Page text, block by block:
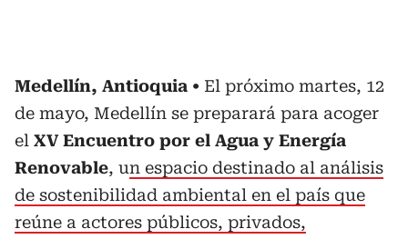
Medellín, Antioquia
El próximo martes, 12
de mayo, Medellín se preparará para acoger
el XV Encuentro por el Agua y Energía
Renovable, un espacio destinado al análisis
de sostenibilidad ambiental en el país que
reúne a actores públicos, privados,